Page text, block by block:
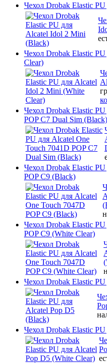
Чехол Drobak Elastic
Чехол Drobak Elastic
Clear)
Чехол Drobak Elastic
POP C7 Dual Sim (Black)
Чехол Drobak Elastic
POP C9 (Black)
Чехол Drobak Elastic
POP C9 (White Clear)
Чехол Drobak Elastic
Чехол Drobak Elastic